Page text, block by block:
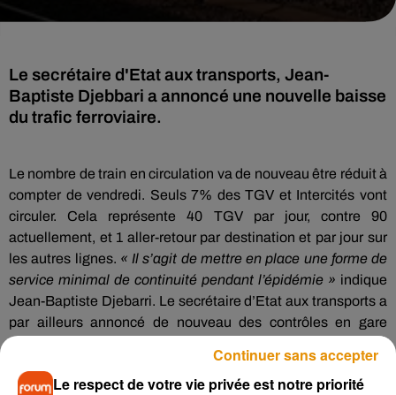
Le secrétaire d'Etat aux transports, Jean-
Baptiste Djebbari a annoncé une nouvelle baisse
du trafic ferroviaire.
Le nombre de train en circulation va de nouveau être réduit à
compter de vendredi. Seuls 7% des TGV et Intercités vont
circuler. Cela représente 40 TGV par jour, contre 90
actuellement, et 1 aller-retour par destination et par jour sur
les autres lignes. « Il s’agit de mettre en place une forme de
service minimal de continuité pendant l’épidémie » indique
Jean-Baptiste Djebarri. Le secrétaire d’Etat aux transports a
par ailleurs annoncé de nouveau des contrôles en gare
vendredi
« de manière à ceux qui voyagent le fassent pour
des motifs légitimes (…) et non pas aller se confiner en
province ».Le respect de votre vie privée est notre priorité
Continuer sans accepter